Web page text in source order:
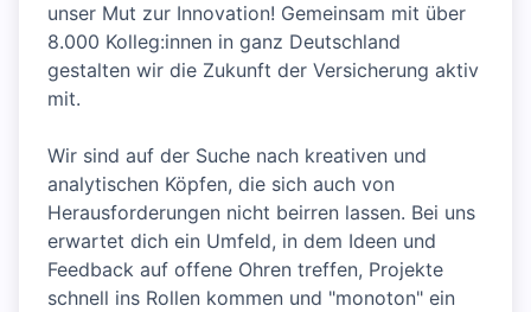
unser Mut zur Innovation! Gemeinsam mit über
8.000 Kolleg:innen in ganz Deutschland
gestalten wir die Zukunft der Versicherung aktiv
mit.
Wir sind auf der Suche nach kreativen und
analytischen Köpfen, die sich auch von
Herausforderungen nicht beirren lassen. Bei uns
erwartet dich ein Umfeld, in dem Ideen und
Feedback auf offene Ohren treffen, Projekte
schnell ins Rollen kommen und "monoton" ein